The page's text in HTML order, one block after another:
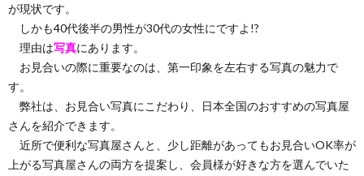
が現状です。
しかも40代後半の男性が30代の女性にですよ!?
理由は写真にあります。
お見合いの際に重要なのは、第一印象を左右する写真の魅力で
す。
弊社は、お見合い写真にこだわり、日本全国のおすすめの写真屋
さんを紹介できます。
近所で便利な写真屋さんと、少し距離があってもお見合いOK率が
上がる写真屋さんの両方を提案し、会員様が好きな方を選んでいた